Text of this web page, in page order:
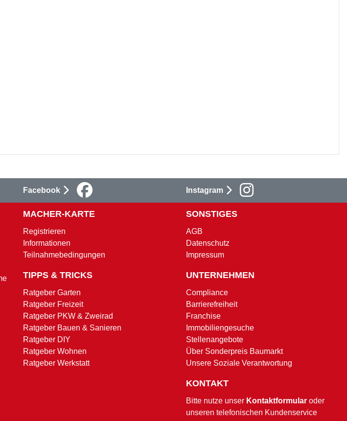
Facebook Instagram
MACHER-KARTE
Registrieren
Informationen
Teilnahmebedingungen
TIPPS & TRICKS
Ratgeber Garten
Ratgeber Freizeit
Ratgeber PKW & Zweirad
Ratgeber Bauen & Sanieren
Ratgeber DIY
Ratgeber Wohnen
Ratgeber Werkstatt
SONSTIGES
AGB
Datenschutz
Impressum
UNTERNEHMEN
Compliance
Barrierefreiheit
Franchise
Immobiliengesuche
Stellenangebote
Über Sonderpreis Baumarkt
Unsere Soziale Verantwortung
KONTAKT
Bitte nutze unser Kontaktformular oder
unseren telefonischen Kundenservice